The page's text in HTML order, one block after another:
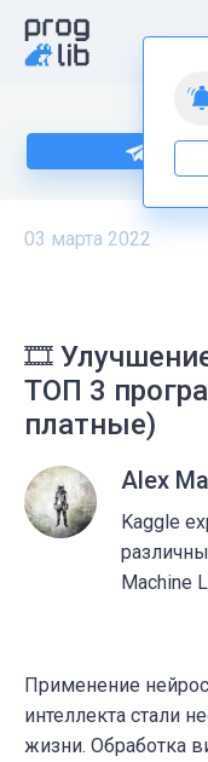
03 марта 2022
🎞️
ТОП 3
платные)
Alex
Kaggle
Machine
Применение
интеллекта стали
жизни. Обработка